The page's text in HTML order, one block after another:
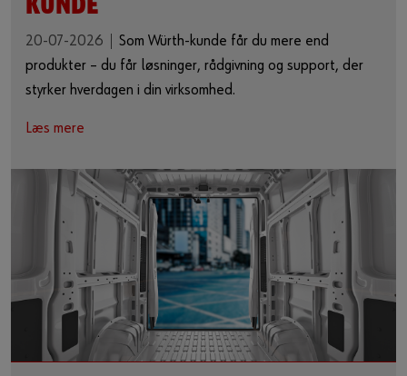
KUNDE
20-07-2026
Som Würth-kunde får du mere end
produkter – du får løsninger, rådgivning og support, der
styrker hverdagen i din virksomhed.
Læs mere